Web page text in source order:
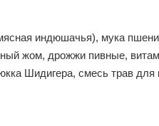
индюшачья), мука
жом, дрожжи пивные,
Шидигера, смесь трав для